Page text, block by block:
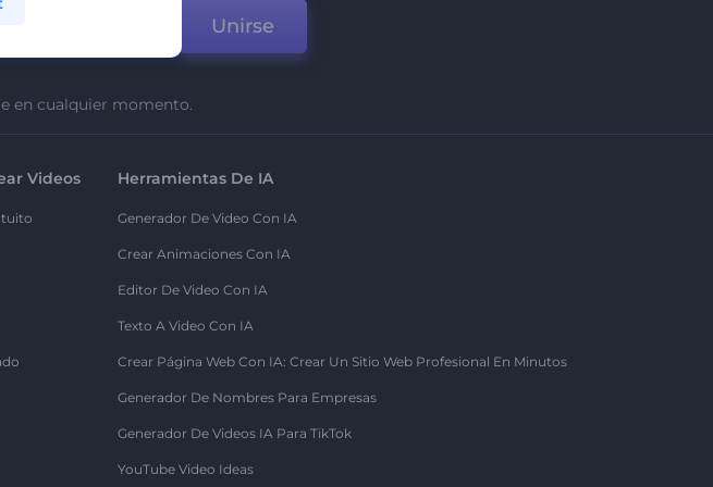
Unirse
en cualquier momento.
Videos Herramientas De IA
Generador De Video Con IA
Crear Animaciones Con IA
Editor De Video Con IA
Texto A Video Con IA
Crear Página Web Con IA: Crear Un Sitio Web Profesional En Minutos
Generador De Nombres Para Empresas
Generador De Videos IA Para TikTok
YouTube Video Ideas